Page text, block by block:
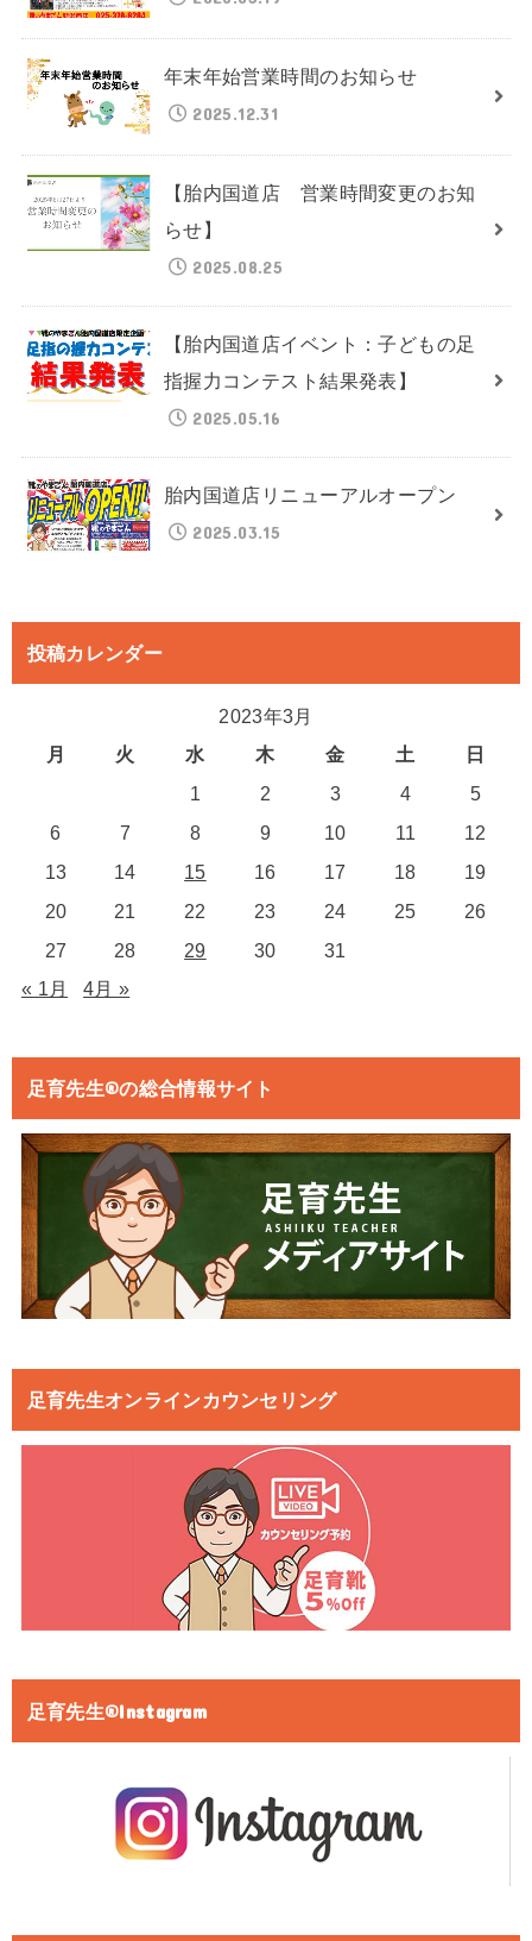
年末年始営業時間のお知らせ
2025.12.31
【胎内国道店 営業時間変更のお知
らせ】
2025.08.25
【胎内国道店イベント：子どもの足
指握力コンテスト結果発表】
2025.05.16
胎内国道店リニューアルオープン
2025.03.15
投稿カレンダー
2023年3月
月
火 水 木 金 土
日
1
2 3 4
5
6
7 8 9 10 11
12
13
14 15 16 17 18
19
20
21 22 23 24 25
26
27
28 29 30
31
« 1月
4月 »
足育先生®の総合情報サイト
足育先生オンラインカウンセリング
足育先生®Instagram